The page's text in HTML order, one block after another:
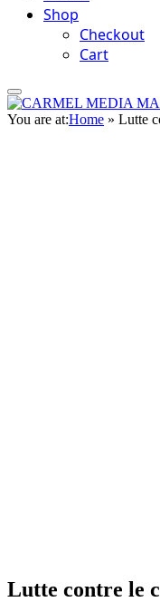
Shop
Checkout
Cart
You are at:Home » Lutte
Lutte contre le